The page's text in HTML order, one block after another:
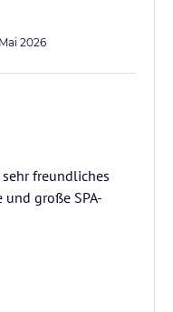
2026
freundliches
und große SPA-